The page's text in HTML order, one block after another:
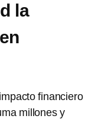
la
financiero
millones y